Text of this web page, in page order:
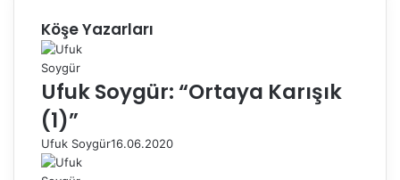
Köşe Yazarları
Ufuk Soygür: “Ortaya Karışık
(1)”
Ufuk Soygür16.06.2020